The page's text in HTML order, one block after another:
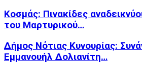
Κοσμάς: Πινακίδες
του Μαρτυρικού…
Δήμος Νότιας Κυνουρίας:
Εμμανουήλ Δολιανίτη…